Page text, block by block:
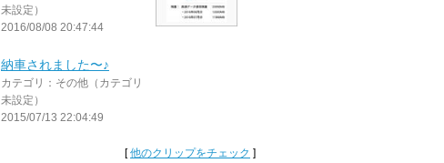
未設定）
2016/08/08 20:47:44
納車されました〜♪
カテゴリ：その他（カテゴリ
未設定）
2015/07/13 22:04:49
[他のクリップをチェック ]